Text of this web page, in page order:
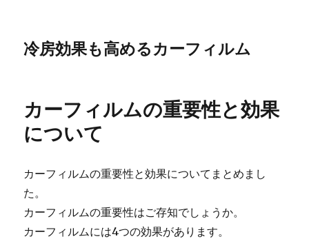
冷房効果も高めるカーフィルム
カーフィルムの重要性と効果
について
カーフィルムの重要性と効果についてまとめまし
た。
カーフィルムの重要性はご存知でしょうか。
カーフィルムには4つの効果があります。